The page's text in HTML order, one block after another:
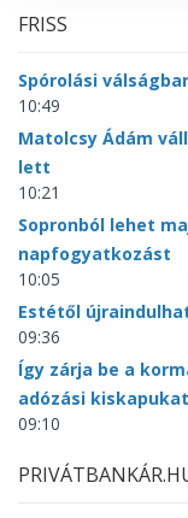
FRISS
Spórolási
10:49
Matolcsy Ádám
lett
10:21
Sopronból lehet
napfogyatkozást
10:05
Estétől
09:36
Így zárja be a
adózási kiskapukat
09:10